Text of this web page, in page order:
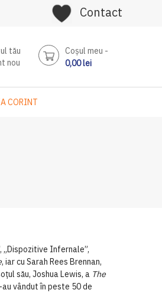
Contact
tău
nou
Coşul meu
0,00 lei
CORINT
Infernale”,
, iar cu Sarah Rees Brennan,
său, Joshua Lewis, a The
vândut în peste 50 de